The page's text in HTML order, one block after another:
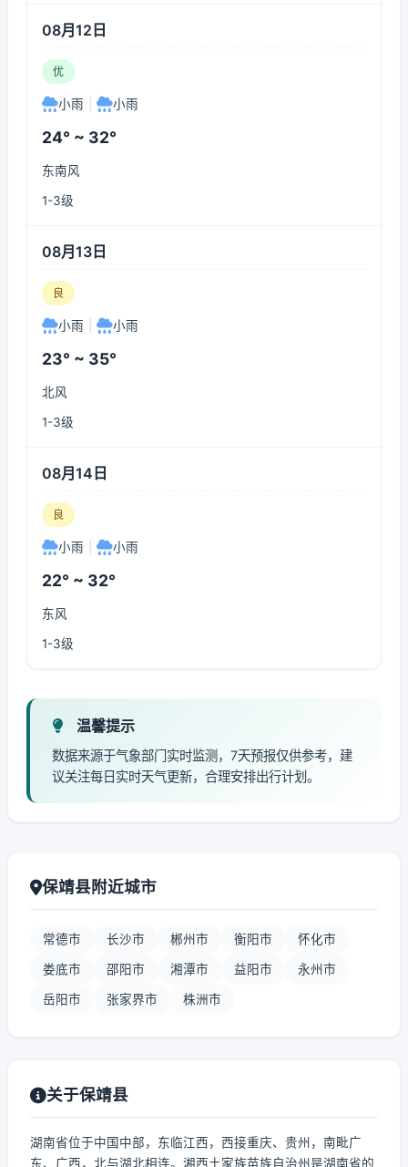
08月12日
优
小雨 小雨
24° ~ 32°
东南风
1-3级
08月13日
良
小雨 小雨
23° ~ 35°
北风
1-3级
08月14日
良
小雨 小雨
22° ~ 32°
东风
1-3级
温馨提示
数据来源于气象部门实时监测，7天预报仅供参考，建
议关注每日实时天气更新，合理安排出行计划。
保靖县附近城市
常德市 长沙市 郴州市 衡阳市 怀化市
娄底市 邵阳市 湘潭市 益阳市 永州市
岳阳市 张家界市 株洲市
关于保靖县
湖南省位于中国中部，东临江西，西接重庆、贵州，南毗广
东、广西，北与湖北相连。湘西土家族苗族自治州是湖南省的